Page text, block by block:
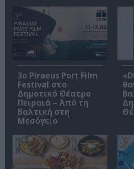
3o Piraeus Port Film
Festival στο
Δημοτικό Θέατρο
Πειραιά – Από τη
Βαλτική στη
Μεσόγειο